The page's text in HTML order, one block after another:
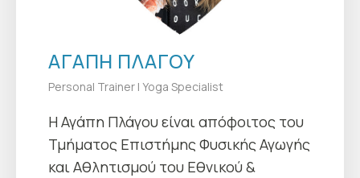
ΑΓΑΠΗ ΠΛΑΓΟΥ
Personal Trainer | Yoga Specialist
Η Αγάπη Πλάγου είναι απόφοιτος του
Τμήματος Επιστήμης Φυσικής Αγωγής
και Αθλητισμού του Εθνικού &